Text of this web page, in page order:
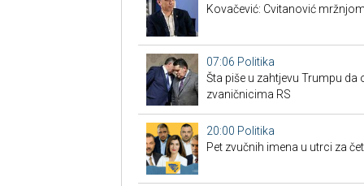
Kovačević: Cvitanović
07:06 Politika
Šta piše u zahtjevu Trumpu da
zvaničnicima RS
20:00 Politika
Pet zvučnih imena u utrci za